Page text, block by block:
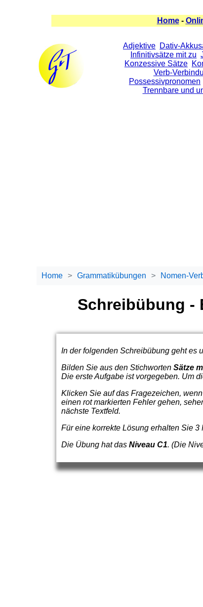
Home-
Adjektive Dativ-
Infinitivsätze mit zu
Konzessive Sätze
Verb-
Possessivpronomen
Trennbare und
Home Grammatikübungen Nomen-
Schreibübung -
In der folgenden Schreibübung geht es
Bilden Sie aus den StichwortenSätze
Die erste Aufgabe ist vorgegeben. Um
Klicken Sie auf das Fragezeichen,
einen rot markierten Fehler gehen,
nächste Textfeld.
Für eine korrekte Lösung erhalten Sie
Die Übung hat dasNiveau C1. (Die